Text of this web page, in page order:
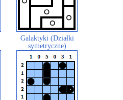
Galaktyki (Działki
symetryczne)